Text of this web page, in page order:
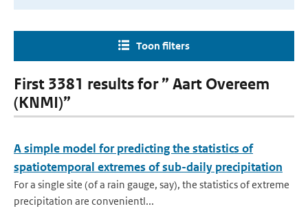
Toon filters
First 3381 results for ” Aart Overeem
(KNMI)”
A simple model for predicting the statistics of
spatiotemporal extremes of sub-daily precipitation
For a single site (of a rain gauge, say), the statistics of extreme
precipitation are convenientl...